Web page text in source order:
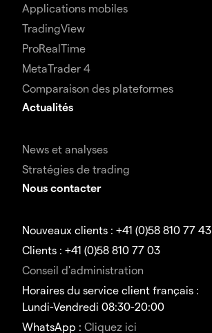
Applications mobiles
TradingView
ProRealTime
MetaTrader 4
Comparaison des plateformes
Actualités
News et analyses
Stratégies de trading
Nous contacter
Nouveaux clients : +41 (0)58 810 77 43
Clients : +41 (0)58 810 77 03
Conseil d'administration
Horaires du service client français :
Lundi-Vendredi 08:30-20:00
WhatsApp : Cliquez ici